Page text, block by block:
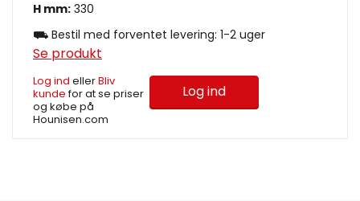
H mm: 330
⛟ Bestil med forventet levering: 1-2 uger
Se produkt
Log ind ellerBliv
kundefor at se priser
og købe på
Hounisen.com
Log ind